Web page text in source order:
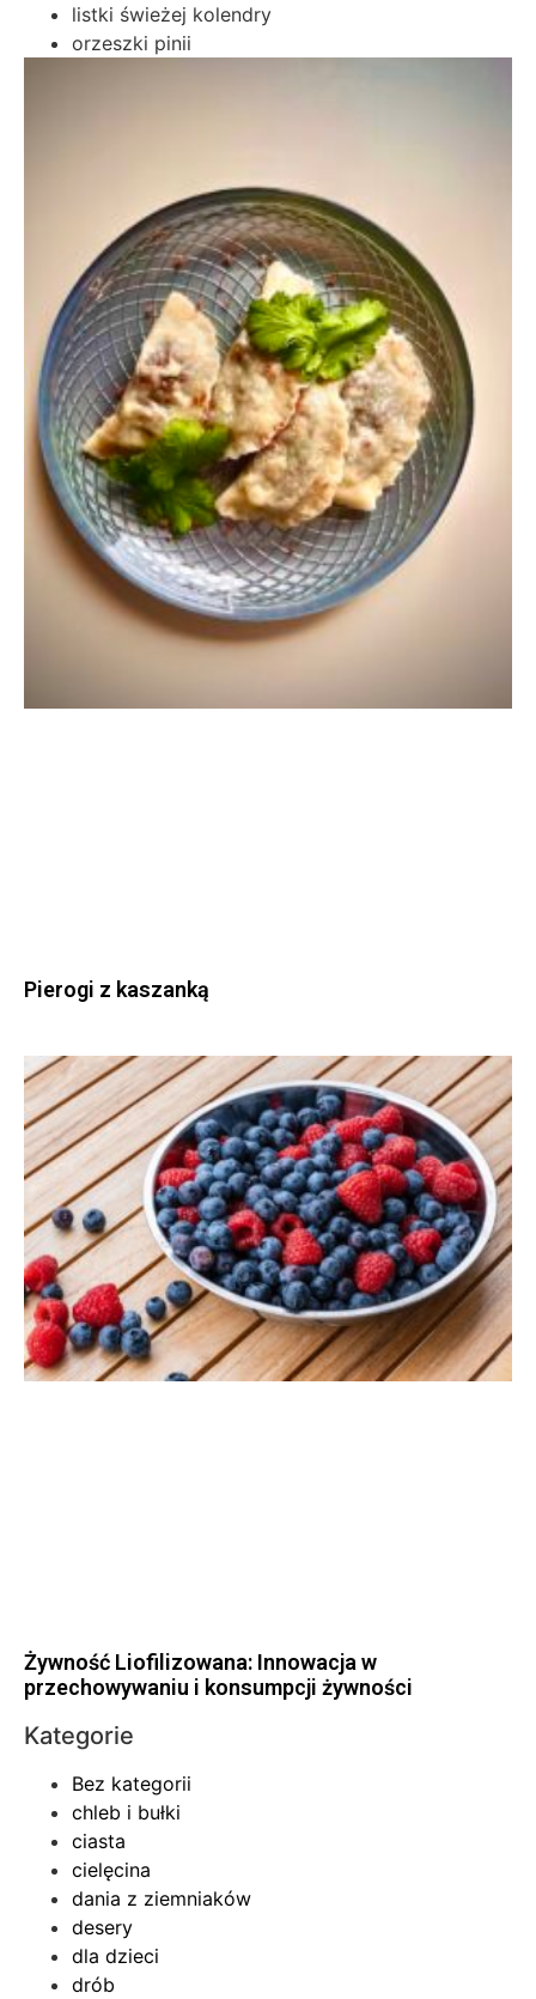
listki świeżej kolendry
orzeszki pinii
Pierogi z kaszanką
Żywność Liofilizowana: Innowacja w
przechowywaniu i konsumpcji żywności
Kategorie
Bez kategorii
chleb i bułki
ciasta
cielęcina
dania z ziemniaków
desery
dla dzieci
drób